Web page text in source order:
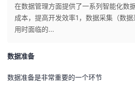
主
的
我
在数据管理方面提供了一系列智能化数
成本，提高开发效率1，数据采集（数
用时面临的...
数据准备
数据准备是非常重要的一个环节